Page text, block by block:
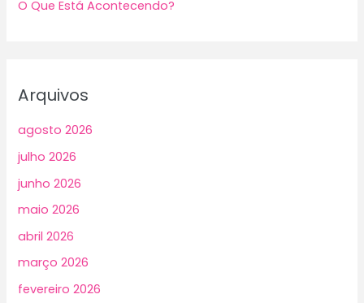
O Que Está Acontecendo?
Arquivos
agosto 2026
julho 2026
junho 2026
maio 2026
abril 2026
março 2026
fevereiro 2026